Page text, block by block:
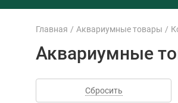
Главная Аквариумные товары
Аквариумные
Сбросить